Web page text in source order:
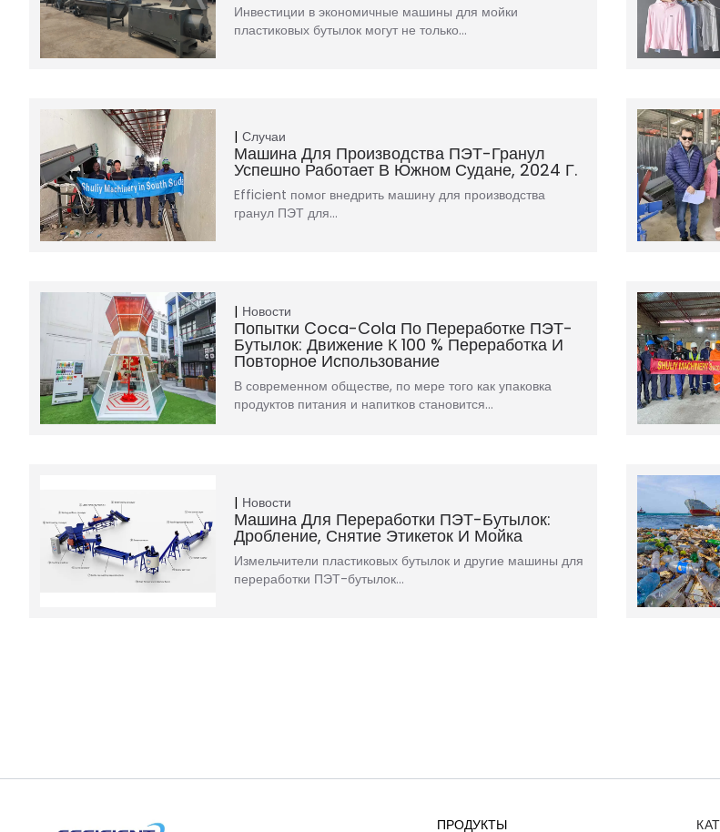
Инвестиции в экономичные машины для мойки
пластиковых бутылок могут не только…
Случаи
Машина Для Производства ПЭТ-Гранул
Успешно Работает В Южном Судане, 2024 Г.
Efficient помог внедрить машину для производства
гранул ПЭТ для…
Новости
Попытки Coca-Cola По Переработке ПЭТ-
Бутылок: Движение К 100 % Переработка И
Повторное Использование
В современном обществе, по мере того как упаковка
продуктов питания и напитков становится…
Новости
Машина Для Переработки ПЭТ-Бутылок:
Дробление, Снятие Этикеток И Мойка
Измельчители пластиковых бутылок и другие машины для
переработки ПЭТ-бутылок…
ПРОДУКТЫ